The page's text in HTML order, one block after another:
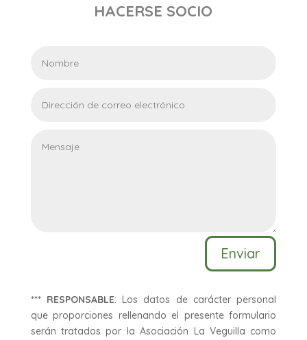
HACERSE SOCIO
Enviar
*** RESPONSABLE: Los datos de carácter personal
que proporciones rellenando el presente formulario
serán tratados por la Asociación La Veguilla como